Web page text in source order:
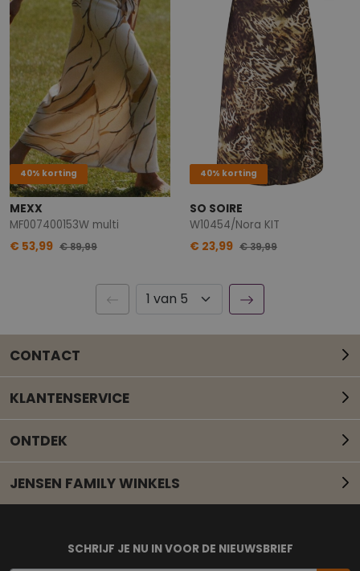
40% korting
MEXX
MF007400153W multi
€ 53,99 € 89,99
40% korting
SO SOIRE
W10454/Nora KIT
€ 23,99 € 39,99
CONTACT
Mail onze klantenservice
KLANTENSERVICE
ONTDEK
JENSEN FAMILY WINKELS
SCHRIJF JE NU IN VOOR DE NIEUWSBRIEF